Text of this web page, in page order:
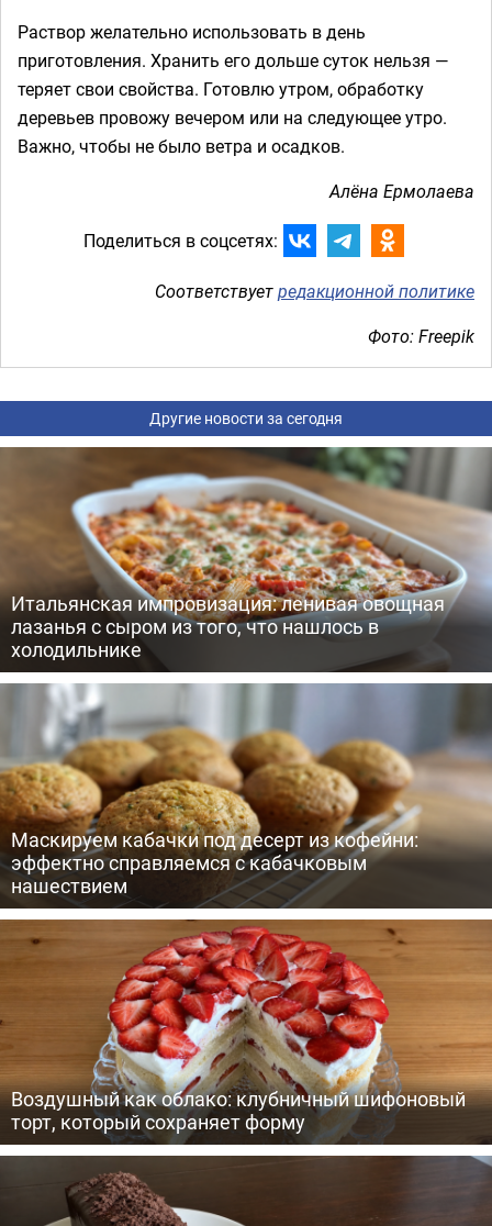
Раствор желательно использовать в день
приготовления. Хранить его дольше суток нельзя —
теряет свои свойства. Готовлю утром, обработку
деревьев провожу вечером или на следующее утро.
Важно, чтобы не было ветра и осадков.
Алёна Ермолаева
Поделиться в соцсетях:
Соответствуетредакционной политике
Фото: Freepik
Другие новости за сегодня
Итальянская импровизация: ленивая овощная
лазанья с сыром из того, что нашлось в
холодильнике
Маскируем кабачки под десерт из кофейни:
эффектно справляемся с кабачковым
нашествием
Воздушный как облако: клубничный шифоновый
торт, который сохраняет форму